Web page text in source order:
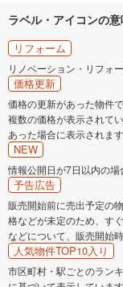
ラベル・アイコンの
リフォーム
リノベーション・リフォ
価格更新
価格の更新があった物件で
複数の価格が表示されて
あった場合に表示されます
NEW
情報公開日が7日以内の場
予告広告
販売開始前に売出予定の
格などが未定のため、す
などについて、販売開始
人気物件TOP10入り
市区町村・駅ごとのラン